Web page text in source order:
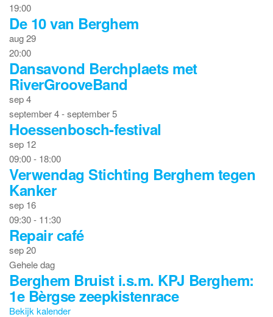
19:00
De 10 van Berghem
aug29
20:00
Dansavond Berchplaets met
RiverGrooveBand
sep4
september 4-september 5
Hoessenbosch-festival
sep 12
09:00- 18:00
Verwendag Stichting Berghem tegen
Kanker
sep 16
09:30- 11:30
Repair café
sep20
Gehele dag
Berghem Bruist i.s.m. KPJ Berghem:
1e Bèrgse zeepkistenrace
Bekijk kalender